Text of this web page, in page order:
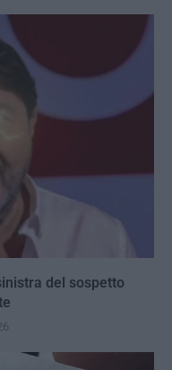
del sospetto